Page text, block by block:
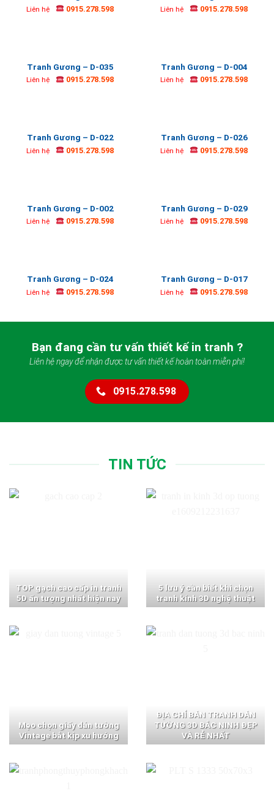
Liên hệ 0915.278.598 Liên hệ 0915.278.598
Tranh Gương – D-035
Liên hệ 0915.278.598
Tranh Gương – D-004
Liên hệ 0915.278.598
Tranh Gương – D-022
Liên hệ 0915.278.598
Tranh Gương – D-026
Liên hệ 0915.278.598
Tranh Gương – D-002
Liên hệ 0915.278.598
Tranh Gương – D-029
Liên hệ 0915.278.598
Tranh Gương – D-024
Liên hệ 0915.278.598
Tranh Gương – D-017
Liên hệ 0915.278.598
Bạn đang cần tư vấn thiết kế in tranh ?
Liên hệ ngay để nhận được tư vấn thiết kế hoàn toàn miễn phí!
0915.278.598
TIN TỨC
TOP gạch cao cấp in tranh
5D ấn tượng nhất hiện nay
5 lưu ý cần biết khi chọn
tranh kính 3D nghệ thuật
Mẹo chọn giấy dán tường
Vintage bắt kịp xu hướng
ĐỊA CHỈ BÁN TRANH DÁN
TƯỜNG 3D BẮC NINH ĐẸP
VÀ RẺ NHẤT